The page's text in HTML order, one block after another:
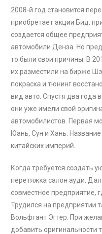
2008-й год становится
приобретает акции Бид,
создается общее
автомобили Денза. Но
то были свои причины. В
их разместили на бирже
покраска и тюнинг
вид авто. Спустя два года
они уже имели свой
автомобилистов. Первая
Юань, Сун и Хань.
китайских империй.
Когда требуется создать
перетяжка салон ауди.
совместное предприятие,
Трудился на предприятии
Вольфгант Эгтер. При
добавить оригинальности